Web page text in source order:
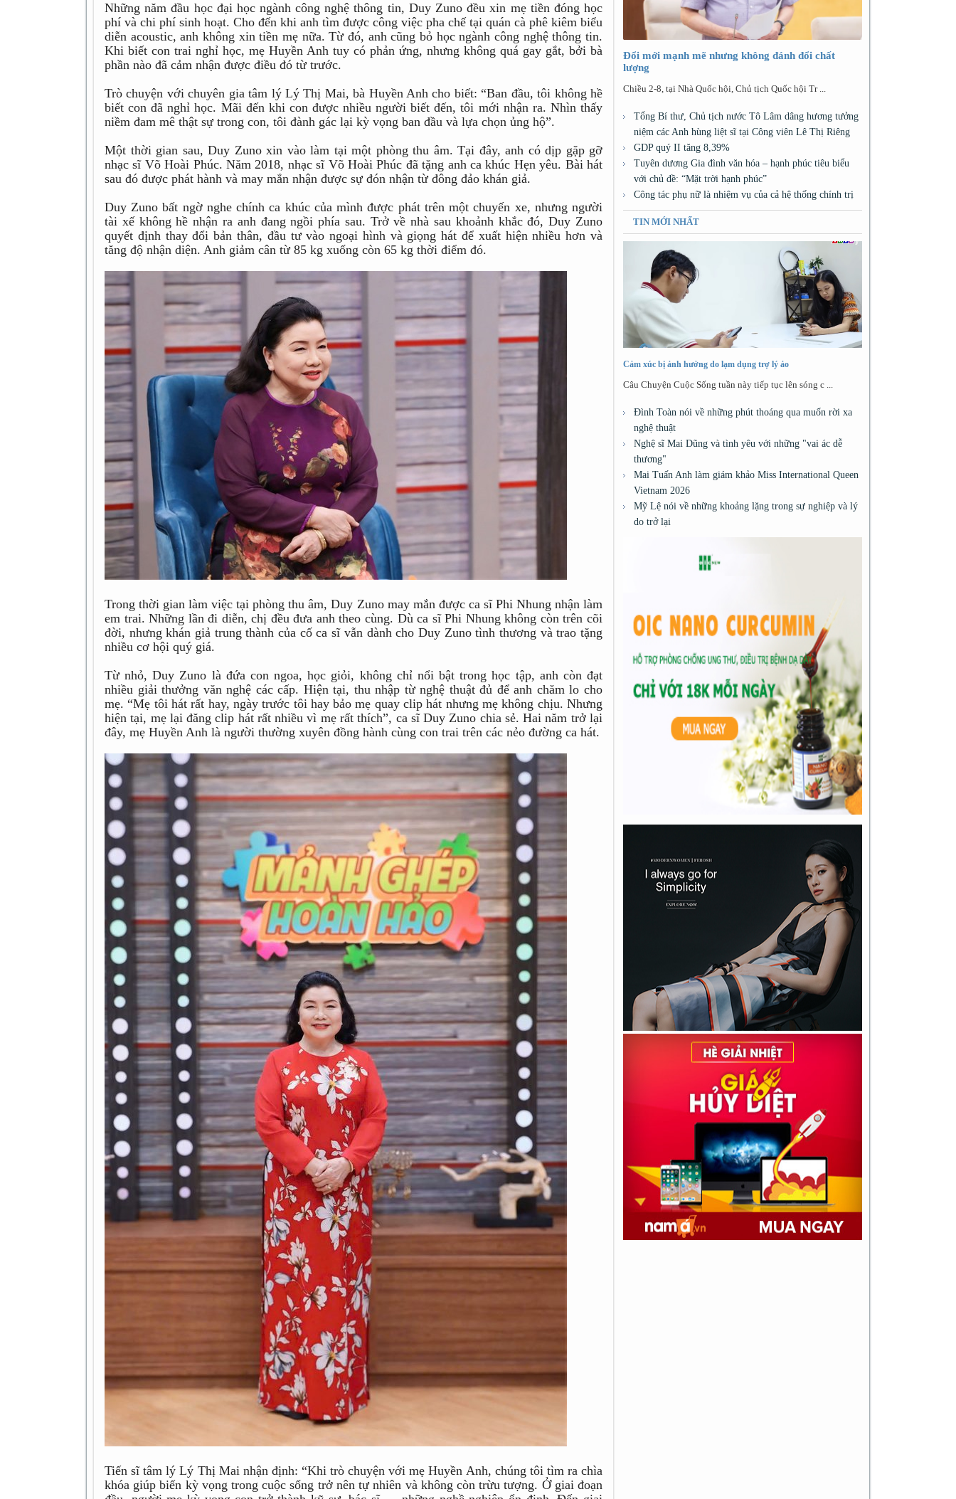
Những năm đầu học đại học ngành công nghệ thông tin, Duy Zuno đều xin mẹ tiền đóng học
phí và chi phí sinh hoạt. Cho đến khi anh tìm được công việc pha chế tại quán cà phê kiêm biểu
diễn acoustic, anh không xin tiền mẹ nữa. Từ đó, anh cũng bỏ học ngành công nghệ thông tin.
Khi biết con trai nghỉ học, mẹ Huyền Anh tuy có phản ứng, nhưng không quá gay gắt, bởi bà
phần nào đã cảm nhận được điều đó từ trước.
Trò chuyện với chuyên gia tâm lý Lý Thị Mai, bà Huyền Anh cho biết: “Ban đầu, tôi không hề
biết con đã nghỉ học. Mãi đến khi con được nhiều người biết đến, tôi mới nhận ra. Nhìn thấy
niềm đam mê thật sự trong con, tôi đành gác lại kỳ vọng ban đầu và lựa chọn ủng hộ”.
Một thời gian sau, Duy Zuno xin vào làm tại một phòng thu âm. Tại đây, anh có dịp gặp gỡ
nhạc sĩ Võ Hoài Phúc. Năm 2018, nhạc sĩ Võ Hoài Phúc đã tặng anh ca khúc Hẹn yêu. Bài hát
sau đó được phát hành và may mắn nhận được sự đón nhận từ đông đảo khán giả.
Duy Zuno bất ngờ nghe chính ca khúc của mình được phát trên một chuyến xe, nhưng người
tài xế không hề nhận ra anh đang ngồi phía sau. Trở về nhà sau khoảnh khắc đó, Duy Zuno
quyết định thay đổi bản thân, đầu tư vào ngoại hình và giọng hát để xuất hiện nhiều hơn và
tăng độ nhận diện. Anh giảm cân từ 85 kg xuống còn 65 kg thời điểm đó.
Trong thời gian làm việc tại phòng thu âm, Duy Zuno may mắn được ca sĩ Phi Nhung nhận làm
em trai. Những lần đi diễn, chị đều đưa anh theo cùng. Dù ca sĩ Phi Nhung không còn trên cõi
đời, nhưng khán giả trung thành của cố ca sĩ vẫn dành cho Duy Zuno tình thương và trao tặng
nhiều cơ hội quý giá.
Từ nhỏ, Duy Zuno là đứa con ngoa, học giỏi, không chỉ nổi bật trong học tập, anh còn đạt
nhiều giải thưởng văn nghệ các cấp. Hiện tại, thu nhập từ nghệ thuật đủ để anh chăm lo cho
mẹ. “Mẹ tôi hát rất hay, ngày trước tôi hay bảo mẹ quay clip hát nhưng mẹ không chịu. Nhưng
hiện tại, mẹ lại đăng clip hát rất nhiều vì mẹ rất thích”, ca sĩ Duy Zuno chia sẻ. Hai năm trở lại
đây, mẹ Huyền Anh là người thường xuyên đồng hành cùng con trai trên các nẻo đường ca hát.
Tiến sĩ tâm lý Lý Thị Mai nhận định: “Khi trò chuyện với mẹ Huyền Anh, chúng tôi tìm ra chìa
khóa giúp biến kỳ vọng trong cuộc sống trở nên tự nhiên và không còn trừu tượng. Ở giai đoạn
Đổi mới mạnh mẽ nhưng không đánh đổi chất
lượng
Chiều 2-8, tại Nhà Quốc hội, Chủ tịch Quốc hội Tr ...
Tổng Bí thư, Chủ tịch nước Tô Lâm dâng hương tưởng
niệm các Anh hùng liệt sĩ tại Công viên Lê Thị Riêng
GDP quý II tăng 8,39%
Tuyên dương Gia đình văn hóa – hạnh phúc tiêu biểu
với chủ đề: “Mặt trời hạnh phúc”
Công tác phụ nữ là nhiệm vụ của cả hệ thống chính trị
TIN MỚI NHẤT
Cảm xúc bị ảnh hưởng do lạm dụng trợ lý ảo
Câu Chuyện Cuộc Sống tuần này tiếp tục lên sóng c ...
Đình Toàn nói về những phút thoáng qua muốn rời xa
nghệ thuật
Nghệ sĩ Mai Dũng và tình yêu với những "vai ác dễ
thương"
Mai Tuấn Anh làm giám khảo Miss International Queen
Vietnam 2026
Mỹ Lệ nói về những khoảng lặng trong sự nghiệp và lý
do trở lại